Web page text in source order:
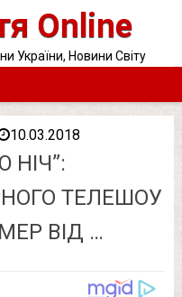
Online
України, Новини Світу
10.03.2018
НІЧ”:
ТЕЛЕШОУ
ВІД …